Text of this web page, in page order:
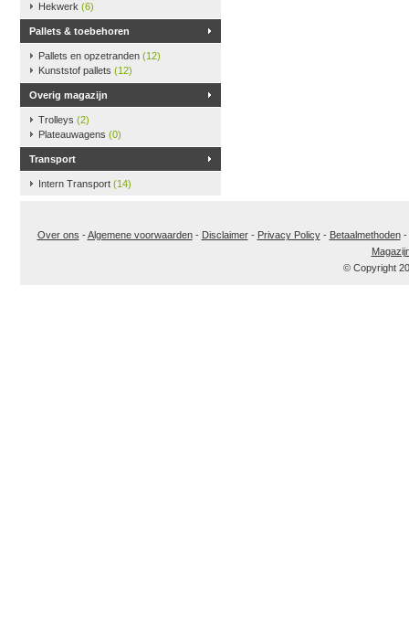
Hekwerk (6)
Pallets & toebehoren
Pallets en opzetranden (12)
Kunststof pallets (12)
Overig magazijn
Trolleys (2)
Plateauwagens (0)
Transport
Intern Transport (14)
Over ons -Algemene voorwaarden- Disclaimer- Privacy Policy- Betaalmethoden-
© Copyright